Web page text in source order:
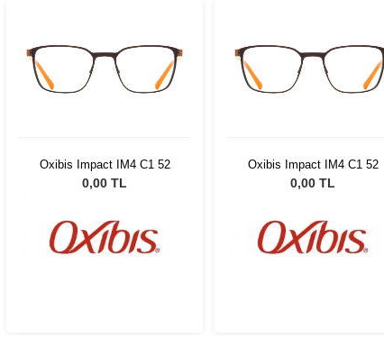
Oxibis Impact IM4 C1 52
0,00 TL
Oxibis Impact IM4 C1 52
0,00 TL